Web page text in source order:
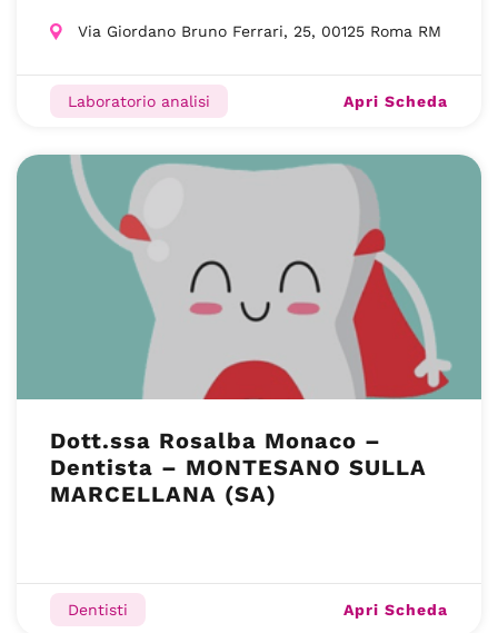
Via Giordano Bruno Ferrari, 25, 00125 Roma RM
Laboratorio analisi Apri Scheda
Dott.ssa Rosalba Monaco –
Dentista – MONTESANO SULLA
MARCELLANA (SA)
Dentisti Apri Scheda